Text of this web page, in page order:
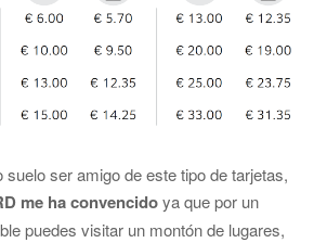
ser amigo de este tipo de tarjetas,
me ha convencidoya que por un
puedes visitar un montón de lugares,